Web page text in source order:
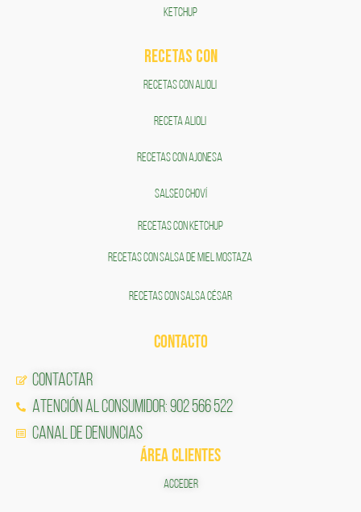
KETCHUP
RECETAS COn
RECETAS CON ALIOLI
RECETA ALIOLI
RECETAS CON AJONESA
SALSEO CHOVÍ
RECETAS CON KETCHUP
RECETAS CON SALSA DE MIEL MOSTAZA
RECETAS CON SALSA CÉSAR
CONTACTO
Contactar
Atención al Consumidor: 902 566 522
Canal de Denuncias
ÁREA CLIENTES
ACCEDER